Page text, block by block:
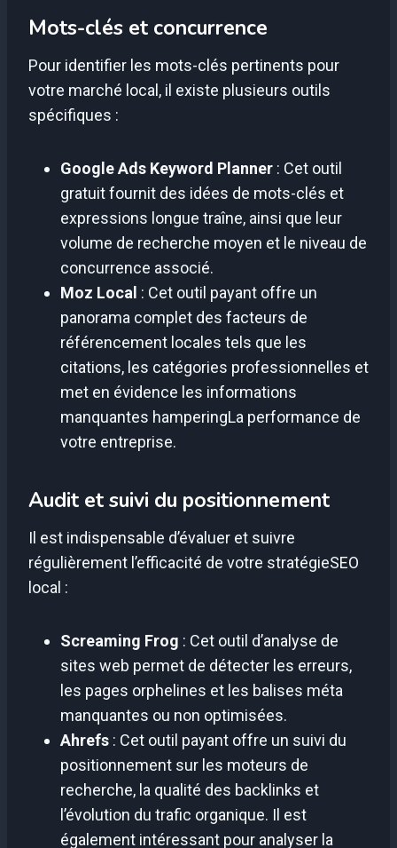
Mots-clés et concurrence
Pour identifier les mots-clés pertinents pour
votre marché local, il existe plusieurs outils
spécifiques :
Google Ads Keyword Planner : Cet outil
gratuit fournit des idées de mots-clés et
expressions longue traîne, ainsi que leur
volume de recherche moyen et le niveau de
concurrence associé.
Moz Local : Cet outil payant offre un
panorama complet des facteurs de
référencement locales tels que les
citations, les catégories professionnelles et
met en évidence les informations
manquantes hamperingLa performance de
votre entreprise.
Audit et suivi du positionnement
Il est indispensable d’évaluer et suivre
régulièrement l’efficacité de votre stratégieSEO
local :
Screaming Frog : Cet outil d’analyse de
sites web permet de détecter les erreurs,
les pages orphelines et les balises méta
manquantes ou non optimisées.
Ahrefs : Cet outil payant offre un suivi du
positionnement sur les moteurs de
recherche, la qualité des backlinks et
l’évolution du trafic organique. Il est
également intéressant pour analyser la